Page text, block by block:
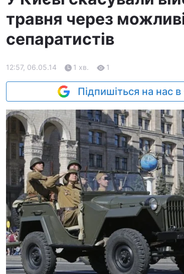
травня через
сепаратистів
12:57, 06.05.14 1 хв. 1
Підпишіться на нас